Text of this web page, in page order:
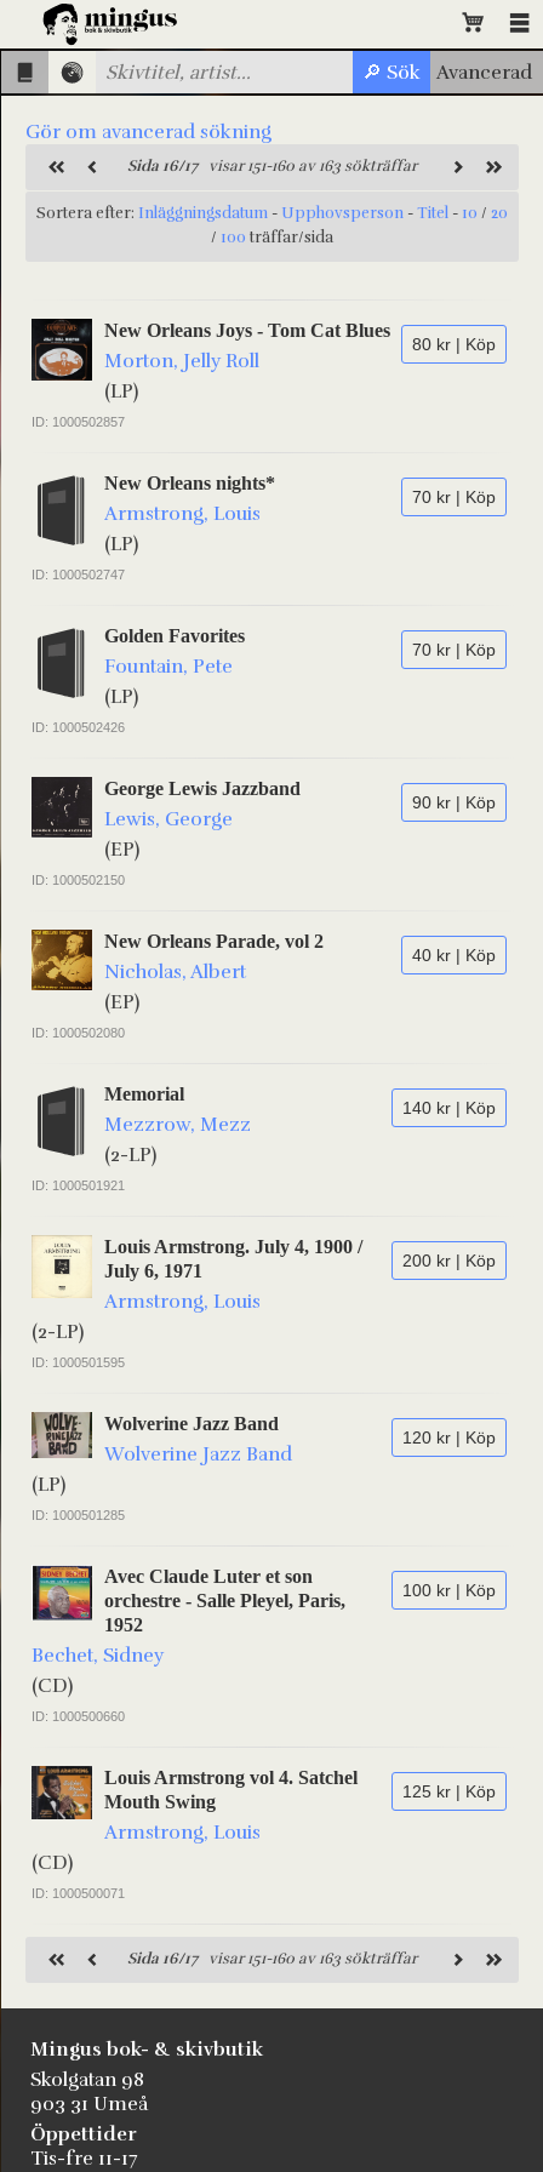
Gör om avancerad sökning
Sida 16/17visar 151-160 av 163 sökträffar
Sortera efter: Inläggningsdatum - Upphovsperson -Titel - 10 / 20
/ 100 träffar/sida
80 kr | Köp
New Orleans Joys - Tom Cat Blues
Morton, Jelly Roll
(LP)
ID: 1000502857
70 kr | Köp
New Orleans nights*
Armstrong, Louis
(LP)
ID: 1000502747
70 kr | Köp
Golden Favorites
Fountain, Pete
(LP)
ID: 1000502426
90 kr | Köp
George Lewis Jazzband
Lewis, George
(EP)
ID: 1000502150
40 kr | Köp
New Orleans Parade, vol 2
Nicholas, Albert
(EP)
ID: 1000502080
140 kr | Köp
Memorial
Mezzrow, Mezz
(2-LP)
ID: 1000501921
200 kr | Köp
Louis Armstrong. July 4, 1900 /
July 6, 1971
Armstrong, Louis
(2-LP)
ID: 1000501595
120 kr | Köp
Wolverine Jazz Band
Wolverine Jazz Band
(LP)
ID: 1000501285
100 kr | Köp
Avec Claude Luter et son
orchestre - Salle Pleyel, Paris,
1952
Bechet, Sidney
(CD)
ID: 1000500660
125 kr | Köp
Louis Armstrong vol 4. Satchel
Mouth Swing
Armstrong, Louis
(CD)
ID: 1000500071
Sida 16/17visar 151-160 av 163 sökträffar
Mingus bok- & skivbutik
Skolgatan 98
903 31 Umeå
Öppettider
Tis-fre 11-17